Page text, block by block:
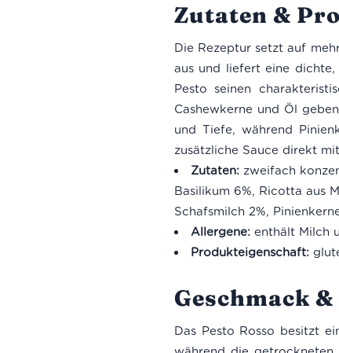
Zutaten &
Die Rezeptur setzt auf
aus und liefert eine
Pesto seinen
Cashewkerne und Öl
und Tiefe, während
zusätzliche Sauce direkt
Zutaten:zweifach
Basilikum 6%, Ricotta aus
Schafsmilch 2%,
Allergene:enthält Milch
Produkteigenschaft:
Geschmack
Das Pesto Rosso besitzt